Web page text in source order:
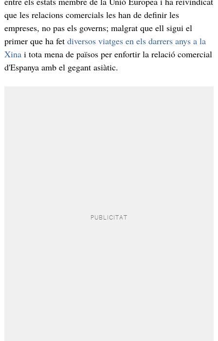
que les relacions comercials les han de definir les
empreses, no pas els governs; malgrat que ell sigui el
primer que ha fet diversos viatges en els darrers anys a la
Xinai tota mena de països per enfortir la relació comercial
d'Espanya amb el gegant asiàtic.